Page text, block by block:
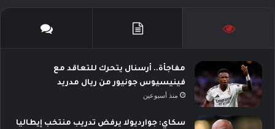
مفاجأة.. أرسنال يتحرك للتعاقد مع
فينيسيوس جونيور من ريال مدريد
منذ أسبوعين
سكاي: جوارديولا يرفض تدريب منتخب إيطاليا